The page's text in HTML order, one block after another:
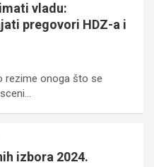
vladu:
pregovori HDZ-a i
rezime onoga što se
izbora 2024.